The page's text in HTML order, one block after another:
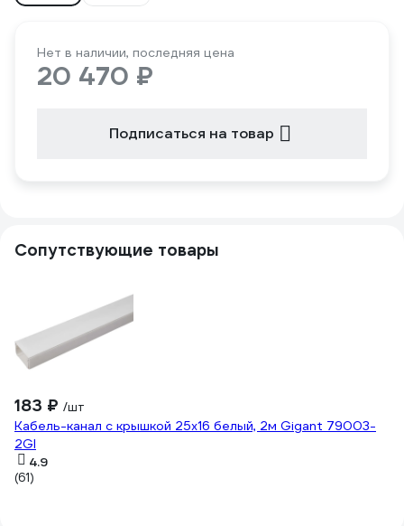
Нет в наличии, последняя цена
20 470 ₽
Подписаться на товар
Сопутствующие товары
183 ₽ /шт
Кабель-канал с крышкой 25х16 белый, 2м Gigant 79003-
2GI
4.9
(61)